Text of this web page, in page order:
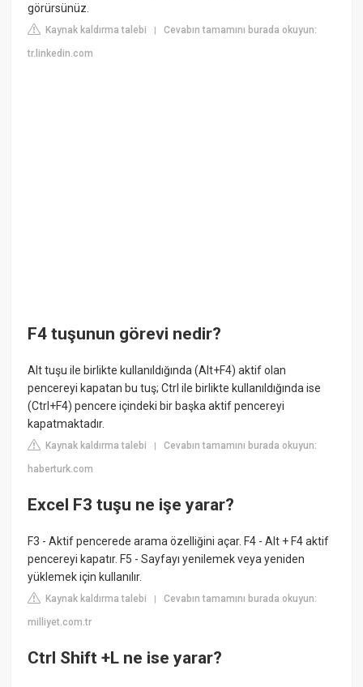
görürsünüz.
Kaynak kaldırma talebi |Cevabın tamamını burada okuyun:
tr.linkedin.com
F4 tuşunun görevi nedir?
Alt tuşu ile birlikte kullanıldığında (Alt+F4) aktif olan
pencereyi kapatan bu tuş; Ctrl ile birlikte kullanıldığında ise
(Ctrl+F4) pencere içindeki bir başka aktif pencereyi
kapatmaktadır.
Kaynak kaldırma talebi |Cevabın tamamını burada okuyun:
haberturk.com
Excel F3 tuşu ne işe yarar?
F3 - Aktif pencerede arama özelliğini açar. F4 - Alt + F4 aktif
pencereyi kapatır. F5 - Sayfayı yenilemek veya yeniden
yüklemek için kullanılır.
Kaynak kaldırma talebi |Cevabın tamamını burada okuyun:
milliyet.com.tr
Ctrl Shift +L ne ise yarar?